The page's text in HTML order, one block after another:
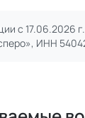
с 17.06.2026
ИНН